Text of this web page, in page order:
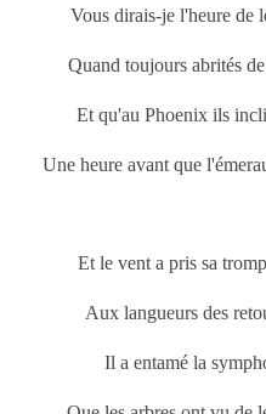
Vous dirais-je l'heure de
Quand toujours abrités
Et qu'au Phoenix ils
Une heure avant que
Et le vent a pris sa
Aux langueurs des
Il a entamé la